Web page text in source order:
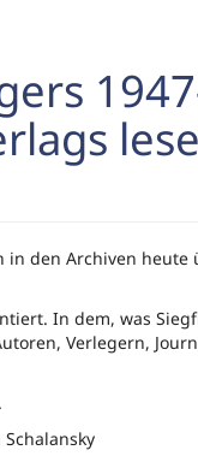
den Archiven
In dem, was
Verlegern,